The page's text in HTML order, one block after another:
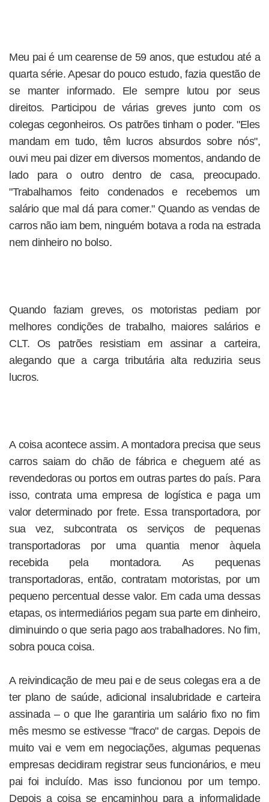
Meu pai é um cearense de 59 anos, que estudou até a
quarta série. Apesar do pouco estudo, fazia questão de
se manter informado. Ele sempre lutou por seus
direitos. Participou de várias greves junto com os
colegas cegonheiros. Os patrões tinham o poder. "Eles
mandam em tudo, têm lucros absurdos sobre nós",
ouvi meu pai dizer em diversos momentos, andando de
lado para o outro dentro de casa, preocupado.
"Trabalhamos feito condenados e recebemos um
salário que mal dá para comer." Quando as vendas de
carros não iam bem, ninguém botava a roda na estrada
nem dinheiro no bolso.
Quando faziam greves, os motoristas pediam por
melhores condições de trabalho, maiores salários e
CLT. Os patrões resistiam em assinar a carteira,
alegando que a carga tributária alta reduziria seus
lucros.
A coisa acontece assim. A montadora precisa que seus
carros saiam do chão de fábrica e cheguem até as
revendedoras ou portos em outras partes do país. Para
isso, contrata uma empresa de logística e paga um
valor determinado por frete. Essa transportadora, por
sua vez, subcontrata os serviços de pequenas
transportadoras por uma quantia menor àquela
recebida pela montadora. As pequenas
transportadoras, então, contratam motoristas, por um
pequeno percentual desse valor. Em cada uma dessas
etapas, os intermediários pegam sua parte em dinheiro,
diminuindo o que seria pago aos trabalhadores. No fim,
sobra pouca coisa.
A reivindicação de meu pai e de seus colegas era a de
ter plano de saúde, adicional insalubridade e carteira
assinada – o que lhe garantiria um salário fixo no fim
mês mesmo se estivesse "fraco" de cargas. Depois de
muito vai e vem em negociações, algumas pequenas
empresas decidiram registrar seus funcionários, e meu
pai foi incluído. Mas isso funcionou por um tempo.
Depois a coisa se encaminhou para a informalidade